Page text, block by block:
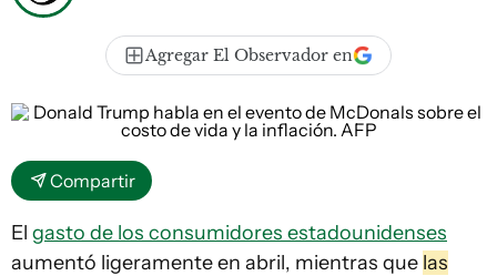
Agregar El Observador en
Compartir
El gasto de los consumidores estadounidenses
aumentó ligeramente en abril, mientras que las